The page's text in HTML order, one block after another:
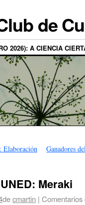
de
2026): A CIENCIA
Elaboración
Ganadores
Meraki
decmartin | Comentarios